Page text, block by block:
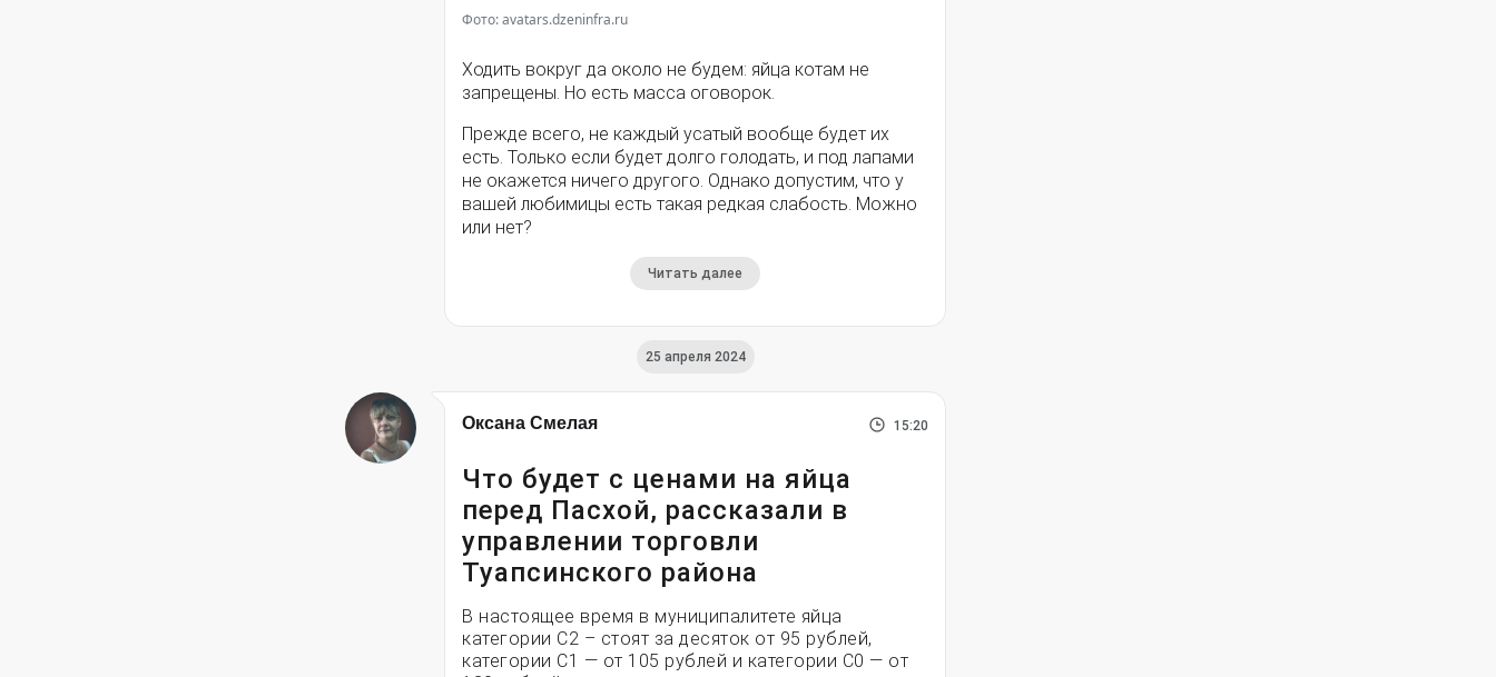
Фото: avatars.dzeninfra.ru
Ходить вокруг да около не будем: яйца котам не
запрещены. Но есть масса оговорок.
Прежде всего, не каждый усатый вообще будет их
есть. Только если будет долго голодать, и под лапами
не окажется ничего другого. Однако допустим, что у
вашей любимицы есть такая редкая слабость. Можно
или нет?
Читать далее
25 апреля 2024
Оксана Смелая 15:20
Что будет с ценами на яйца
перед Пасхой, рассказали в
управлении торговли
Туапсинского района
В настоящее время в муниципалитете яйца
категории С2 – стоят за десяток от 95 рублей,
категории С1 — от 105 рублей и категории С0 — от